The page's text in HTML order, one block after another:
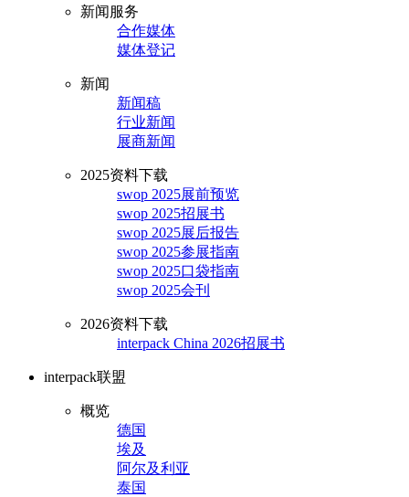
新闻服务
合作媒体
媒体登记
新闻
新闻稿
行业新闻
展商新闻
2025资料下载
swop 2025展前预览
swop 2025招展书
swop 2025展后报告
swop 2025参展指南
swop 2025口袋指南
swop 2025会刊
2026资料下载
interpack China 2026招展书
interpack联盟
概览
德国
埃及
阿尔及利亚
泰国